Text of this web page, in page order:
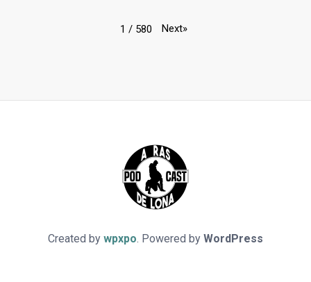
1 / 580 Next»
Created by wpxpo. Powered by WordPress